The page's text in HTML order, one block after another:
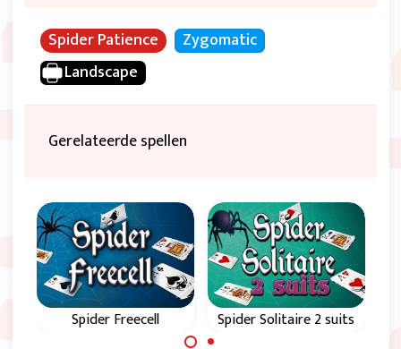
Spider Patience
Zygomatic
Landscape
Gerelateerde spellen
Spider Freecell Spider Solitaire 2 suits